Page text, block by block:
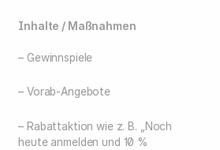
Inhalte / Maßnahmen
– Gewinnspiele
– Vorab-Angebote
– Rabattaktion wie z. B. „Noch
heute anmelden und 10 %